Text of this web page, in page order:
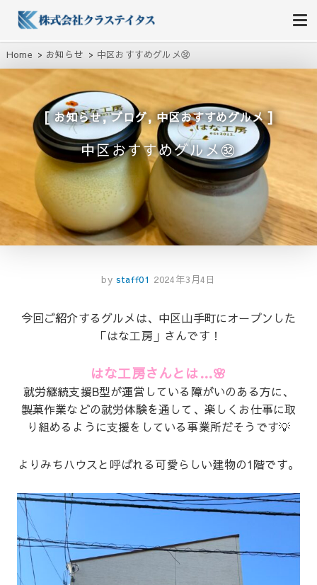
株式会社クラステイタス
地域のコミュニティーを大切にする企業
Home お知らせ 中区おすすめグルメ㉜
お知らせ,ブログ,中区おすすめグルメ
中区おすすめグルメ㉜
by staff01 2024年3月4日
今回ご紹介するグルメは、中区山手町にオープンした
「はな工房」さんです！
はな工房さんとは…🌸
就労継続支援B型が運営している障がいのある方に、
製菓作業などの就労体験を通して、楽しくお仕事に取
り組めるように支援をしている事業所だそうです💡
よりみちハウスと呼ばれる可愛らしい建物の1階です。